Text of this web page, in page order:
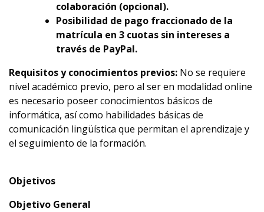
colaboración (opcional).
Posibilidad de pago fraccionado de la
matrícula en 3 cuotas sin intereses a
través de PayPal.
Requisitos y conocimientos previos: No se requiere
nivel académico previo, pero al ser en modalidad online
es necesario poseer conocimientos básicos de
informática, así como habilidades básicas de
comunicación lingüística que permitan el aprendizaje y
el seguimiento de la formación.
Objetivos
Objetivo General